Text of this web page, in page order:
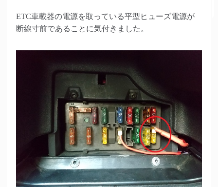
ETC車載器の電源を取っている平型ヒューズ電源が
断線寸前であることに気付きました。